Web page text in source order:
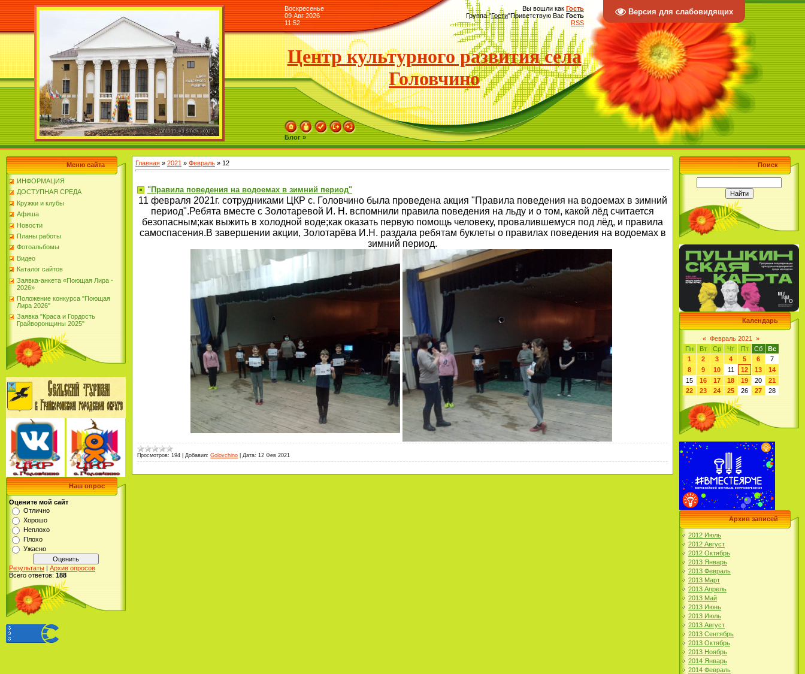
Версия для слабовидящих
Воскресенье
09 Авг 2026
11:52
Вы вошли как Гость
Группа"Гости"Приветствую Вас Гость
RSS
Центр культурного развития села
Головчино
Блог »
Меню сайта
ИНФОРМАЦИЯ
ДОСТУПНАЯ СРЕДА
Кружки и клубы
Афиша
Новости
Планы работы
Фотоальбомы
Видео
Каталог сайтов
Заявка-анкета «Поющая Лира -
2026»
Положение конкурса "Поющая
Лира 2026"
Заявка "Краса и Гордость
Грайворонщины 2025"
Наш опрос
Оцените мой сайт
Отлично
Хорошо
Неплохо
Плохо
Ужасно
Результаты | Архив опросов
Всего ответов: 188
Главная » 2021 » Февраль » 12
"Правила поведения на водоемах в зимний период"
11 февраля 2021г. сотрудниками ЦКР с. Головчино была проведена акция "Правила поведения на водоемах в зимний
период".Ребята вместе с Золотаревой И. Н. вспомнили правила поведения на льду и о том, какой лёд считается
безопасным;как выжить в холодной воде;как оказать первую помощь человеку, провалившемуся под лёд, и правила
самоспасения.В завершении акции, Золотарёва И.Н. раздала ребятам буклеты о правилах поведения на водоемах в
зимний период.
Просмотров: 194 Добавил: Golovchino Дата: 12 Фев 2021
Поиск
Календарь
« Февраль 2021
»
Пн
Вт Ср Чт Пт Сб
Вс
1
2 3 4 5 6
7
8
9 10 11 12 13
14
15
16 17 18 19 20
21
22
23 24 25 26 27 28
Архив записей
2012 Июль
2012 Август
2012 Октябрь
2013 Январь
2013 Февраль
2013 Март
2013 Апрель
2013 Май
2013 Июнь
2013 Июль
2013 Август
2013 Сентябрь
2013 Октябрь
2013 Ноябрь
2014 Январь
2014 Февраль